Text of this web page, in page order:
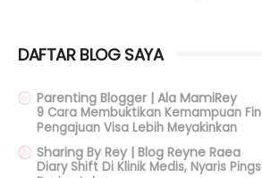
DAFTAR BLOG SAYA
Parenting Blogger | Ala MamiRey
9 Cara Membuktikan Kemampuan
Pengajuan Visa Lebih Meyakinkan
Sharing By Rey | Blog Reyne Raea
Diary Shift Di Klinik Medis, Nyaris